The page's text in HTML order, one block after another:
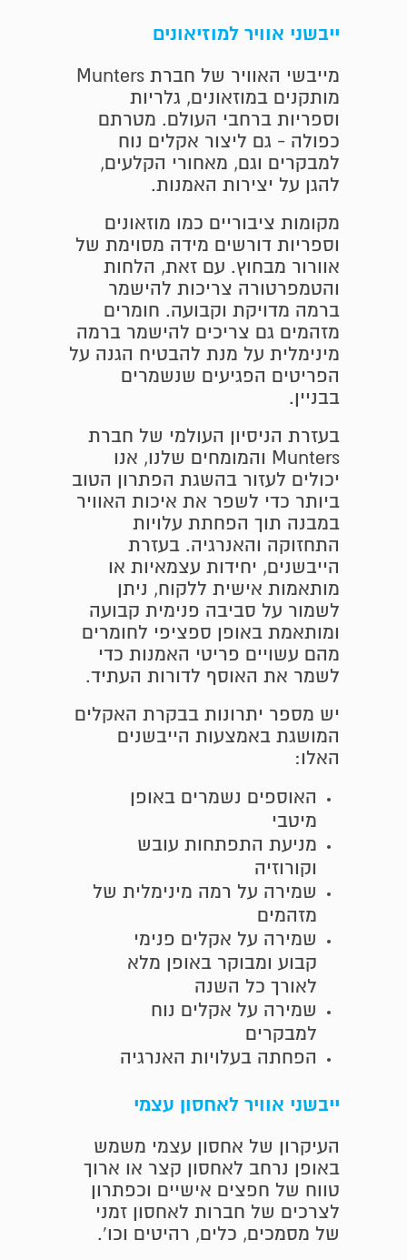
ייבשני אוויר למוזיאונים
מייבשי האוויר של חברת Munters
מותקנים במוזאונים, גלריות
וספריות ברחבי העולם. מטרתם
כפולה - גם ליצור אקלים נוח
למבקרים וגם, מאחורי הקלעים,
להגן על יצירות האמנות.
מקומות ציבוריים כמו מוזאונים
וספריות דורשים מידה מסוימת של
אוורור מבחוץ. עם זאת, הלחות
והטמפרטורה צריכות להישמר
ברמה מדויקת וקבועה. חומרים
מזהמים גם צריכים להישמר ברמה
מינימלית על מנת להבטיח הגנה על
הפריטים הפגיעים שנשמרים
בבניין.
בעזרת הניסיון העולמי של חברת
Munters והמומחים שלנו, אנו
יכולים לעזור בהשגת הפתרון הטוב
ביותר כדי לשפר את איכות האוויר
במבנה תוך הפחתת עלויות
התחזוקה והאנרגיה. בעזרת
הייבשנים, יחידות עצמאיות או
מותאמות אישית ללקוח, ניתן
לשמור על סביבה פנימית קבועה
ומותאמת באופן ספציפי לחומרים
מהם עשויים פריטי האמנות כדי
לשמר את האוסף לדורות העתיד.
יש מספר יתרונות בבקרת האקלים
המושגת באמצעות הייבשנים
האלו:
האוספים נשמרים באופן
מיטבי
מניעת התפתחות עובש
וקורוזיה
שמירה על רמה מינימלית של
מזהמים
שמירה על אקלים פנימי
קבוע ומבוקר באופן מלא
לאורך כל השנה
שמירה על אקלים נוח
למבקרים
הפחתה בעלויות האנרגיה
ייבשני אוויר לאחסון עצמי
העיקרון של אחסון עצמי משמש
באופן נרחב לאחסון קצר או ארוך
טווח של חפצים אישיים וכפתרון
לצרכים של חברות לאחסון זמני
של מסמכים, כלים, רהיטים וכו'.